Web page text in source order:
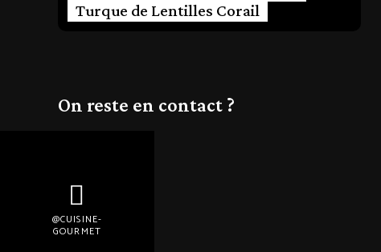
Turque de Lentilles Corail
On reste en contact ?
@CUISINE-
GOURMET